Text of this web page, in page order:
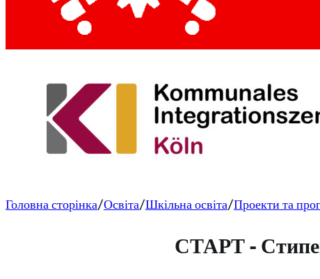
Головна сторінка Освіта Шкільна освіта Проекти та
СТАРТ -